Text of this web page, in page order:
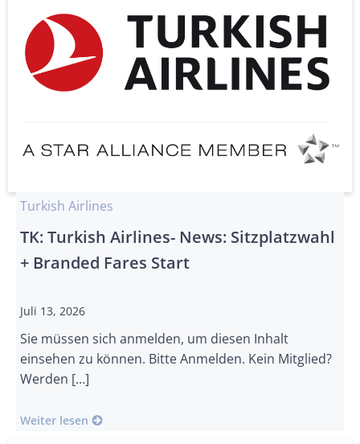
Turkish Airlines
TK: Turkish Airlines- News: Sitzplatzwahl
+ Branded Fares Start
Juli 13, 2026
Sie müssen sich anmelden, um diesen Inhalt
einsehen zu können. Bitte Anmelden. Kein Mitglied?
Werden […]
Weiter lesen